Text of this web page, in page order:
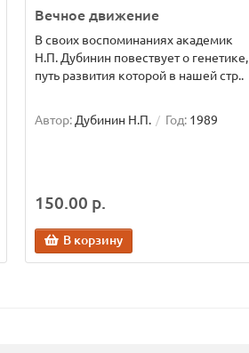
Вечное движение
В своих воспоминаниях академик
Н.П. Дубинин повествует о генетике,
путь развития которой в нашей стр..
Автор: Дубинин Н.П. Год: 1989
150.00 р.
В корзину